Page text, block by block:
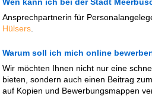
Ansprechpartnerin für
Hülsers
Warum soll ich mich online
Wir möchten Ihnen nicht nur eine
bieten, sondern auch einen Beitrag
auf Kopien und Bewerbungsmappen